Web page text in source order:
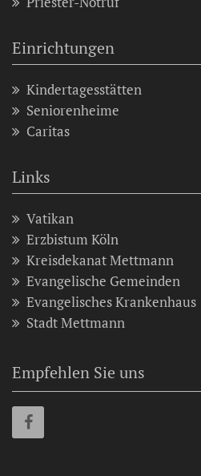
Einrichtungen
Kindertagesstätten
Seniorenheime
Caritas
Links
Vatikan
Erzbistum Köln
Kreisdekanat Mettmann
Evangelische Gemeinden
Evangelisches Krankenhaus
Stadt Mettmann
Empfehlen Sie uns